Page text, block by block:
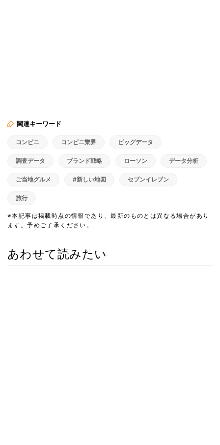
関連キーワード
コンビニ コンビニ業界 ビッグデータ
調査データ ブランド戦略 ローソン データ分析
ご当地グルメ #新しい地図 セブンイレブン
旅行
※本記事は掲載時点の情報であり、最新のものとは異なる場合があり
ます。予めご了承ください。
あわせて読みたい